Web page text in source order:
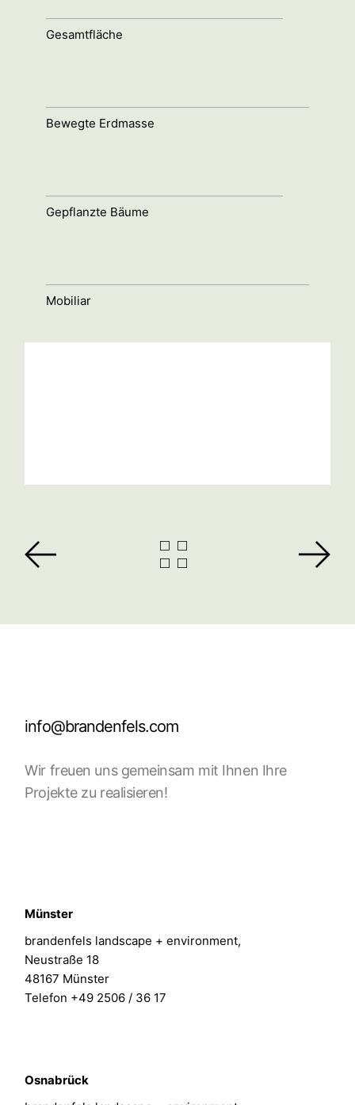
Gesamtfläche
Bewegte Erdmasse
Gepflanzte Bäume
Mobiliar
info@brandenfels.com
Wir freuen uns gemeinsam mit Ihnen Ihre
Projekte zu realisieren!
Münster
brandenfels landscape + environment,
Neustraße 18
48167 Münster
Telefon +49 2506 / 36 17
Osnabrück